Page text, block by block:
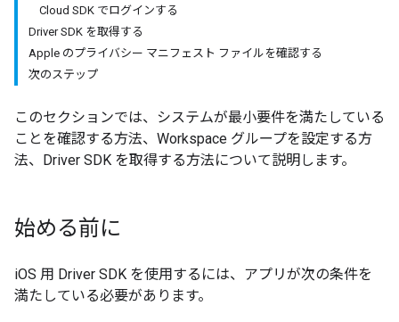
Cloud SDK でログインする
Driver SDK を取得する
Apple のプライバシー マニフェスト ファイルを確認する
次のステップ
このセクションでは、システムが最小要件を満たしている
ことを確認する方法、Workspace グループを設定する方
法、Driver SDK を取得する方法について説明します。
始める前に
iOS 用 Driver SDK を使用するには、アプリが次の条件を
満たしている必要があります。